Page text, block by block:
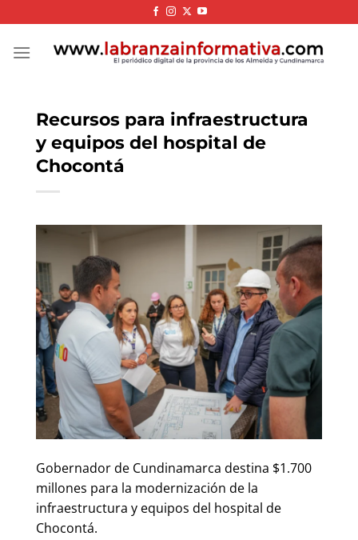
to
content
Recursos para infraestructura
y equipos del hospital de
Chocontá
Gobernador de Cundinamarca destina $1.700
millones para la modernización de la
infraestructura y equipos del hospital de
Chocontá.